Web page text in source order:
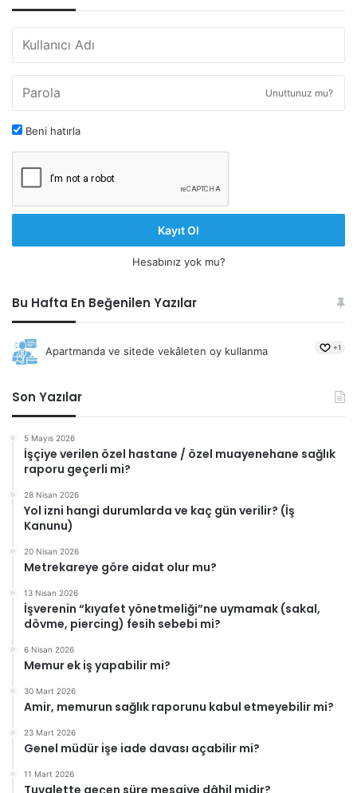
Unuttunuz mu?
Beni hatırla
Kayıt Ol
Hesabınız yok mu?
Bu Hafta En Beğenilen Yazılar
Apartmanda ve sitede vekâleten oy kullanma +1
Son Yazılar
5 Mayıs 2026
İşçiye verilen özel hastane / özel muayenehane sağlık
raporu geçerli mi?
28 Nisan 2026
Yol izni hangi durumlarda ve kaç gün verilir? (İş
Kanunu)
20 Nisan 2026
Metrekareye göre aidat olur mu?
13 Nisan 2026
İşverenin “kıyafet yönetmeliği”ne uymamak (sakal,
dövme, piercing) fesih sebebi mi?
6 Nisan 2026
Memur ek iş yapabilir mi?
30 Mart 2026
Amir, memurun sağlık raporunu kabul etmeyebilir mi?
23 Mart 2026
Genel müdür işe iade davası açabilir mi?
11 Mart 2026
Tuvalette geçen süre mesaiye dâhil midir?